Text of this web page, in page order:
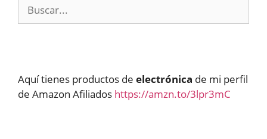
Aquí tienes productos de electrónica de mi perfil
de Amazon Afiliados https://amzn.to/3lpr3mC